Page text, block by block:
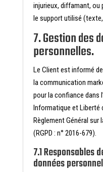
injurieux, diffamant, ou
le support utilisé
7. Gestion des
personnelles.
Le Client est informé
la communication
pour la confiance dans
Informatique et Liberté
Règlement Général sur
(RGPD : n° 2016-679).
7.1 Responsables
données